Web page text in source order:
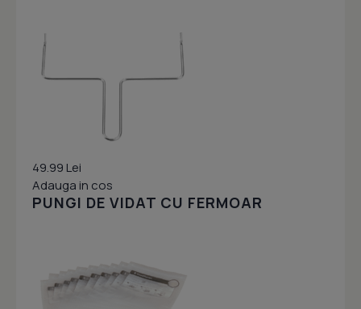
49.99 Lei
Adauga in cos
PUNGI DE VIDAT CU FERMOAR